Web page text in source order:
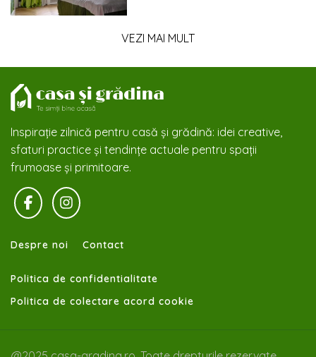
VEZI MAI MULT
Inspirație zilnică pentru casă și grădină: idei creative,
sfaturi practice și tendințe actuale pentru spații
frumoase și primitoare.
Despre noi Contact
Politica de confidentialitate
Politica de colectare acord cookie